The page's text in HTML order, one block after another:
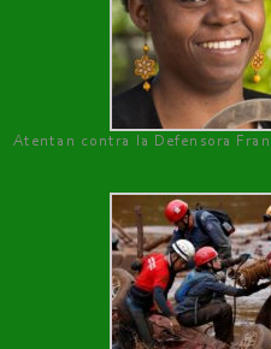
Atentan contra la Defensora